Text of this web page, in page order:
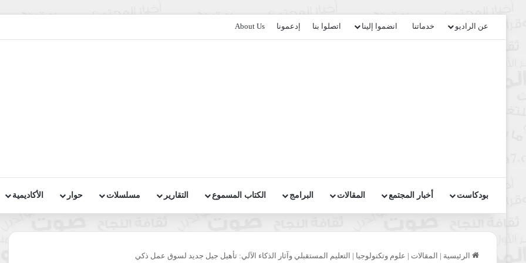
عن الراديو خدماتنا انضموا إلينا اتصلوا بنا إدعمونا About Us
بودكاست أخبار المجتمع المقالات البرامج الكتاب المسموع التقارير مسلسلات حوار الأكاديمية
الرئيسية | المقالات | علوم وتكنولوجيا | التعليم المستقبلي وآثار الذكاء الآلي: تأهيل جيل جديد لسوق عمل ذكي